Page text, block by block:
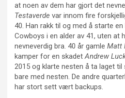
at noen av dem har gjort det
Testaverde var innom fire
40. Han rakk til og med å starte
Cowboys i en alder av 41, uten at
nevneverdig bra. 40 år gamle Matt
kamper for en skadetAndrew
2015 og klarte nesten å ta laget
bare med nesten. De andre
har stort sett vært backups.